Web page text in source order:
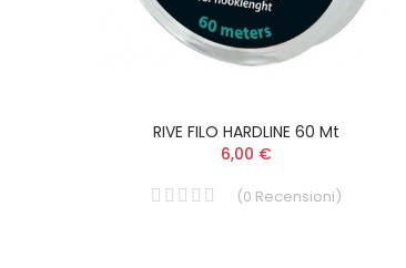
RIVE FILO HARDLINE 60 Mt
6,00 €
(0 Recensioni)